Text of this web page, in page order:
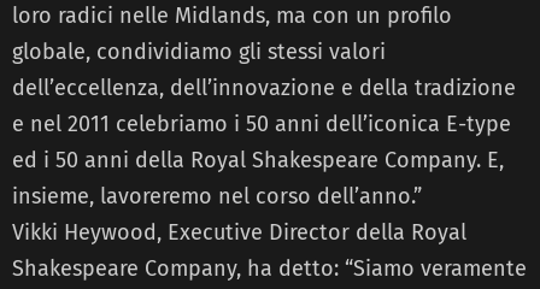
loro radici nelle Midlands, ma con un profilo
globale, condividiamo gli stessi valori
dell’eccellenza, dell’innovazione e della tradizione
e nel 2011 celebriamo i 50 anni dell’iconica E-type
ed i 50 anni della Royal Shakespeare Company. E,
insieme, lavoreremo nel corso dell’anno.”
Vikki Heywood, Executive Director della Royal
Shakespeare Company, ha detto: “Siamo veramente